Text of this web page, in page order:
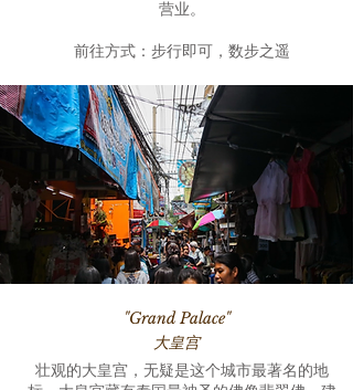
营业。
前往方式：步行即可，数步之遥
"Grand Palace"
大皇宫
壮观的大皇宫，无疑是这个城市最著名的地